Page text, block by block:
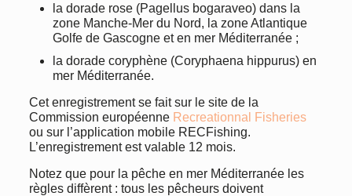
la dorade rose (Pagellus bogaraveo) dans la
zone Manche-Mer du Nord, la zone Atlantique
Golfe de Gascogne et en mer Méditerranée ;
la dorade coryphène (Coryphaena hippurus) en
mer Méditerranée.
Cet enregistrement se fait sur le site de la
Commission européenne Recreationnal Fisheries
ou sur l’application mobile RECFishing.
L’enregistrement est valable 12 mois.
Notez que pour la pêche en mer Méditerranée les
règles diffèrent : tous les pêcheurs doivent